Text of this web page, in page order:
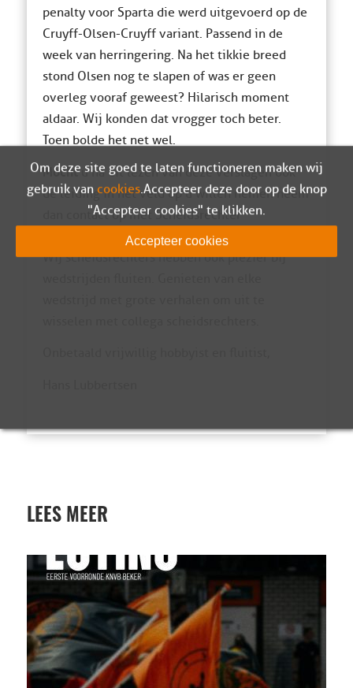
penalty voor Sparta die werd uitgevoerd op de
Cruyff-Olsen-Cruyff variant. Passend in de
week van herringering. Na het tikkie breed
stond Olsen nog te slapen of was er geen
overleg vooraf geweest? Hilarisch moment
aldaar. Wij konden dat vrogger toch beter.
Toen bolde het net wel.
Mochtu na dit lezen van deze verslagen ook
de leiding in het veld op u willen nemen neem
dan contact op met Scheidsrechter
Coördinator G.A.Buitenhuis, 06-14121777.
Wij scheidsrechters hebben ook plezier bij
LEES MEER
Om deze site goed te laten functioneren maken wij
gebruik van cookies. Accepteer deze door op de knop
"Accepteer cookies" te klikken.
Accepteer cookies